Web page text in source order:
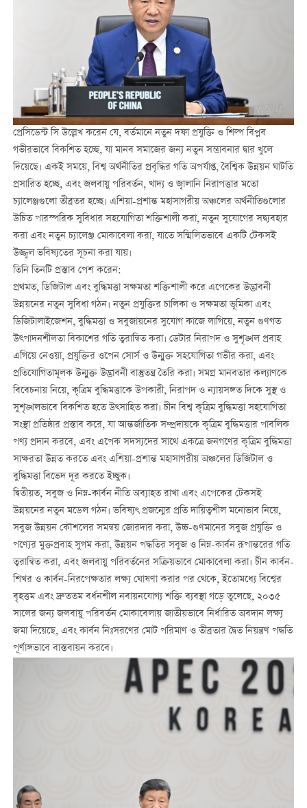
প্রেসিডেন্ট সি উল্লেখ করেন যে, বর্তমানে নতুন দফা প্রযুক্তি ও শিল্প বিপ্লব
গভীরভাবে বিকশিত হচ্ছে, যা মানব সমাজের জন্য নতুন সম্ভাবনার দ্বার খুলে
দিয়েছে। একই সময়ে, বিশ্ব অর্থনীতির প্রবৃদ্ধির গতি অপর্যাপ্ত, বৈশ্বিক উন্নয়ন ঘাটতি
প্রসারিত হচ্ছে, এবং জলবায়ু পরিবর্তন, খাদ্য ও জ্বালানি নিরাপত্তার মতো
চ্যালেঞ্জগুলো তীব্রতর হচ্ছে। এশিয়া-প্রশান্ত মহাসাগরীয় অঞ্চলের অর্থনীতিগুলোর
উচিত পারস্পরিক সুবিধার সহযোগিতা শক্তিশালী করা, নতুন সুযোগের সদ্ব্যবহার
করা এবং নতুন চ্যালেঞ্জ মোকাবেলা করা, যাতে সম্মিলিতভাবে একটি টেকসই
উজ্জ্বল ভবিষ্যতের সূচনা করা যায়।
তিনি তিনটি প্রস্তাব পেশ করেন:
প্রথমত, ডিজিটাল এবং বুদ্ধিমত্তা সক্ষমতা শক্তিশালী করে এপেকের উদ্ভাবনী
উন্নয়নের নতুন সুবিধা গঠন। নতুন প্রযুক্তির চালিকা ও সক্ষমতা ভূমিকা এবং
ডিজিটালাইজেশন, বুদ্ধিমত্তা ও সবুজায়নের সুযোগ কাজে লাগিয়ে, নতুন গুণগত
উত্পাদনশীলতা বিকাশের গতি ত্বরান্বিত করা। ডেটার নিরাপদ ও সুশৃঙ্খল প্রবাহ
এগিয়ে নেওয়া, প্রযুক্তির ওপেন সোর্স ও উন্মুক্ত সহযোগিতা গভীর করা, এবং
প্রতিযোগিতামূলক উন্মুক্ত উদ্ভাবনী বাস্তুতন্ত্র তৈরি করা। সমগ্র মানবতার কল্যাণকে
বিবেচনায় নিয়ে, কৃত্রিম বুদ্ধিমত্তাকে উপকারী, নিরাপদ ও ন্যায়সঙ্গত দিকে সুস্থ ও
সুশৃঙ্খলভাবে বিকশিত হতে উত্সাহিত করা। চীন বিশ্ব কৃত্রিম বুদ্ধিমত্তা সহযোগিতা
সংস্থা প্রতিষ্ঠার প্রস্তাব করে, যা আন্তর্জাতিক সম্প্রদায়কে কৃত্রিম বুদ্ধিমত্তার পাবলিক
পণ্য প্রদান করবে, এবং এপেক সদস্যদের সাথে একত্রে জনগণের কৃত্রিম বুদ্ধিমত্তা
সাক্ষরতা উন্নত করতে এবং এশিয়া-প্রশান্ত মহাসাগরীয় অঞ্চলের ডিজিটাল ও
বুদ্ধিমত্তা বিভেদ দূর করতে ইচ্ছুক।
দ্বিতীয়ত, সবুজ ও নিম্ন-কার্বন নীতি অব্যাহত রাখা এবং এপেকের টেকসই
উন্নয়নের নতুন মডেল গঠন। ভবিষ্যৎ প্রজন্মের প্রতি দায়িত্বশীল মনোভাব নিয়ে,
সবুজ উন্নয়ন কৌশলের সমন্বয় জোরদার করা, উচ্চ-গুণমানের সবুজ প্রযুক্তি ও
পণ্যের মুক্তপ্রবাহ সুগম করা, উন্নয়ন পদ্ধতির সবুজ ও নিম্ন-কার্বন রূপান্তরের গতি
ত্বরান্বিত করা, এবং জলবায়ু পরিবর্তনের সক্রিয়ভাবে মোকাবেলা করা। চীন কার্বন-
শিখর ও কার্বন-নিরপেক্ষতার লক্ষ্য ঘোষণা করার পর থেকে, ইতোমধ্যে বিশ্বের
বৃহত্তম এবং দ্রুততম বর্ধনশীল নবায়নযোগ্য শক্তি ব্যবস্থা গড়ে তুলেছে, ২০৩৫
সালের জন্য জলবায়ু পরিবর্তন মোকাবেলায় জাতীয়ভাবে নির্ধারিত অবদান লক্ষ্য
জমা দিয়েছে, এবং কার্বন নিঃসরণের মোট পরিমাণ ও তীব্রতার দ্বৈত নিয়ন্ত্রণ পদ্ধতি
পূর্ণাঙ্গভাবে বাস্তবায়ন করবে।